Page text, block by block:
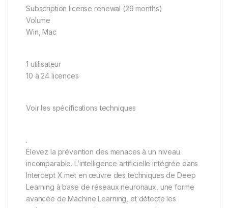
Subscription license renewal (29 months)
Volume
Win, Mac
1 utilisateur
10 à 24 licences
Voir les spécifications techniques
.
Élevez la prévention des menaces à un niveau
incomparable. L’intelligence artificielle intégrée dans
Intercept X met en œuvre des techniques de Deep
Learning à base de réseaux neuronaux, une forme
avancée de Machine Learning, et détecte les